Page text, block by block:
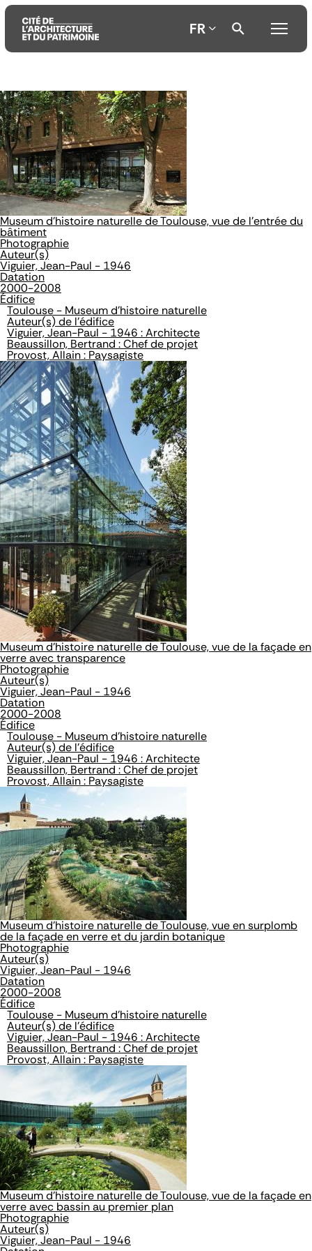
Aller
au
contenu
principal
Aller
au
menu
principal
Aller
à
la
recherche
FR
Museum d'histoire naturelle de Toulouse, vue de l'entrée du
bâtiment
Photographie
Auteur(s)
Viguier, Jean-Paul - 1946
Datation
2000-2008
Édifice
Toulouse - Museum d'histoire naturelle
Auteur(s) de l'édifice
Viguier, Jean-Paul - 1946 : Architecte
Beaussillon, Bertrand : Chef de projet
Provost, Allain : Paysagiste
Museum d'histoire naturelle de Toulouse, vue de la façade en
verre avec transparence
Photographie
Auteur(s)
Viguier, Jean-Paul - 1946
Datation
2000-2008
Édifice
Toulouse - Museum d'histoire naturelle
Auteur(s) de l'édifice
Viguier, Jean-Paul - 1946 : Architecte
Beaussillon, Bertrand : Chef de projet
Provost, Allain : Paysagiste
Museum d'histoire naturelle de Toulouse, vue en surplomb
de la façade en verre et du jardin botanique
Photographie
Auteur(s)
Viguier, Jean-Paul - 1946
Datation
2000-2008
Édifice
Toulouse - Museum d'histoire naturelle
Auteur(s) de l'édifice
Viguier, Jean-Paul - 1946 : Architecte
Beaussillon, Bertrand : Chef de projet
Provost, Allain : Paysagiste
Museum d'histoire naturelle de Toulouse, vue de la façade en
verre avec bassin au premier plan
Photographie
Auteur(s)
Viguier, Jean-Paul - 1946